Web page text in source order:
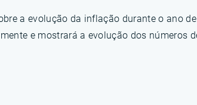
a evolução da inflação durante o ano
e mostrará a evolução dos números